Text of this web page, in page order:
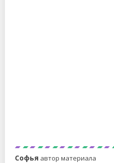
Софья автор материала